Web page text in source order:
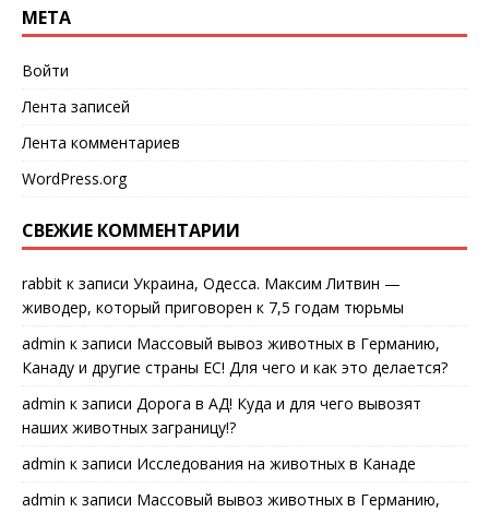
МЕТА
Войти
Лента записей
Лента комментариев
WordPress.org
СВЕЖИЕ КОММЕНТАРИИ
rabbit к записи Украина, Одесса. Максим Литвин —
живодер, который приговорен к 7,5 годам тюрьмы
admin к записи Массовый вывоз животных в Германию,
Канаду и другие страны ЕС! Для чего и как это делается?
admin к записи Дорога в АД! Куда и для чего вывозят
наших животных заграницу!?
admin к записи Исследования на животных в Канаде
admin к записи Массовый вывоз животных в Германию,